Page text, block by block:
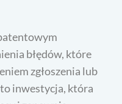
błędów, które
zgłoszenia lub
inwestycja, która